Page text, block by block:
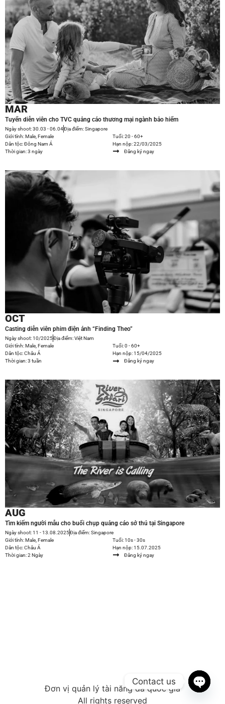
MAR
Tuyển diễn viên cho TVC quảng cáo thương mại ngành bảo hiểm
Ngày shoot: 30.03 - 06.04Địa điểm: Singapore
Giới tính: Male, Female
Dân tộc: Đông Nam Á
Thời gian: 3 ngày
Tuổi: 20 - 60+
Hạn nộp: 22/03/2025
Đăng ký ngay
OCT
Casting diễn viên phim điện ảnh “Finding Theo”
Ngày shoot: 10/2025Địa điểm: Việt Nam
Giới tính: Male, Female
Dân tộc: Châu Á
Thời gian: 3 tuần
Tuổi: 0 - 60+
Hạn nộp: 15/04/2025
Đăng ký ngay
AUG
Tìm kiếm người mẫu cho buổi chụp quảng cáo sở thú tại Singapore
Ngày shoot: 11 - 13.08.2025Địa điểm: Singapore
Giới tính: Male, Female
Dân tộc: Châu Á
Thời gian: 2 Ngày
Tuổi: 10s - 30s
Hạn nộp: 15.07.2025
Đăng ký ngay
Đơn vị quản lý tài năng đa quốc gia
All rights reserved
Contact us